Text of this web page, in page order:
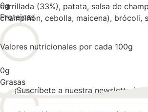
0g
Proteinas
0g
Grasas
carrillada (33%), patata, salsa de
champiñón, cebolla, maicena), brócoli,
Valores nutricionales por cada 100g
¡Suscríbete a nuestra newsletter!